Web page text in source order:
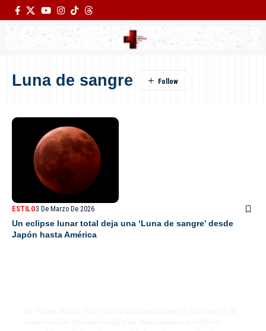
Luna de sangre
ESTILO3 De Marzo De 2026
Un eclipse lunar total deja una ‘Luna de sangre’ desde
Japón hasta América